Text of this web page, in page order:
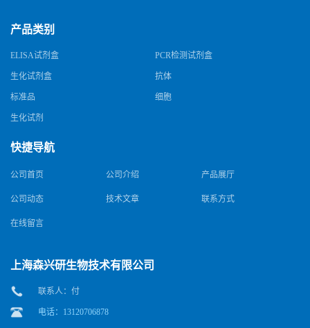
产品类别
ELISA试剂盒 PCR检测试剂盒
生化试剂盒 抗体
标准品 细胞
生化试剂
快捷导航
公司首页 公司介绍 产品展厅
公司动态 技术文章 联系方式
在线留言
上海森兴研生物技术有限公司
联系人：付
电话：13120706878